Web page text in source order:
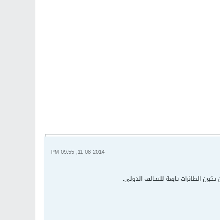
11-08-2014, 09:55 PM
الطائرات تابعة للتحالف الدولي.